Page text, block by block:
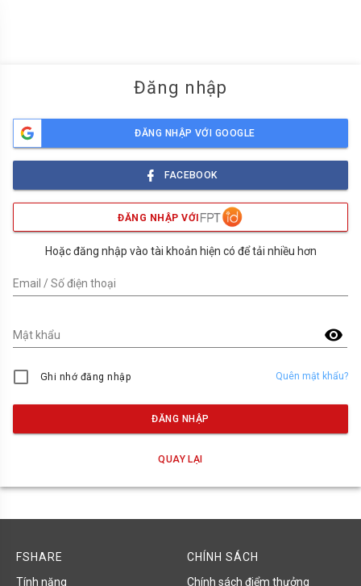
Đăng nhập
ĐĂNG NHẬP VỚI GOOGLE
FACEBOOK
ĐĂNG NHẬP VỚI
Hoặc đăng nhập vào tài khoản hiện có để tải nhiều hơn
Email / Số điện thoại
visibility
Mật khẩu
Ghi nhớ đăng nhập Quên mật khẩu?
ĐĂNG NHẬP
QUAY LẠI
FSHARE
Tính năng
CHÍNH SÁCH
Chính sách điểm thưởng